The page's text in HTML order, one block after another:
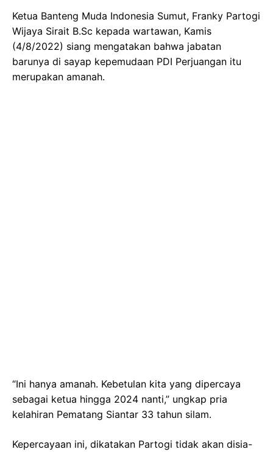
Ketua Banteng Muda Indonesia Sumut, Franky Partogi
Wijaya Sirait B.Sc kepada wartawan, Kamis
(4/8/2022) siang mengatakan bahwa jabatan
barunya di sayap kepemudaan PDI Perjuangan itu
merupakan amanah.
“Ini hanya amanah. Kebetulan kita yang dipercaya
sebagai ketua hingga 2024 nanti,” ungkap pria
kelahiran Pematang Siantar 33 tahun silam.
Kepercayaan ini, dikatakan Partogi tidak akan disia-